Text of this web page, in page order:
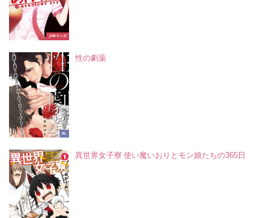
少年マンガ
BL
性の劇薬
異世界女子寮 使い魔いおりとモン娘たちの365日